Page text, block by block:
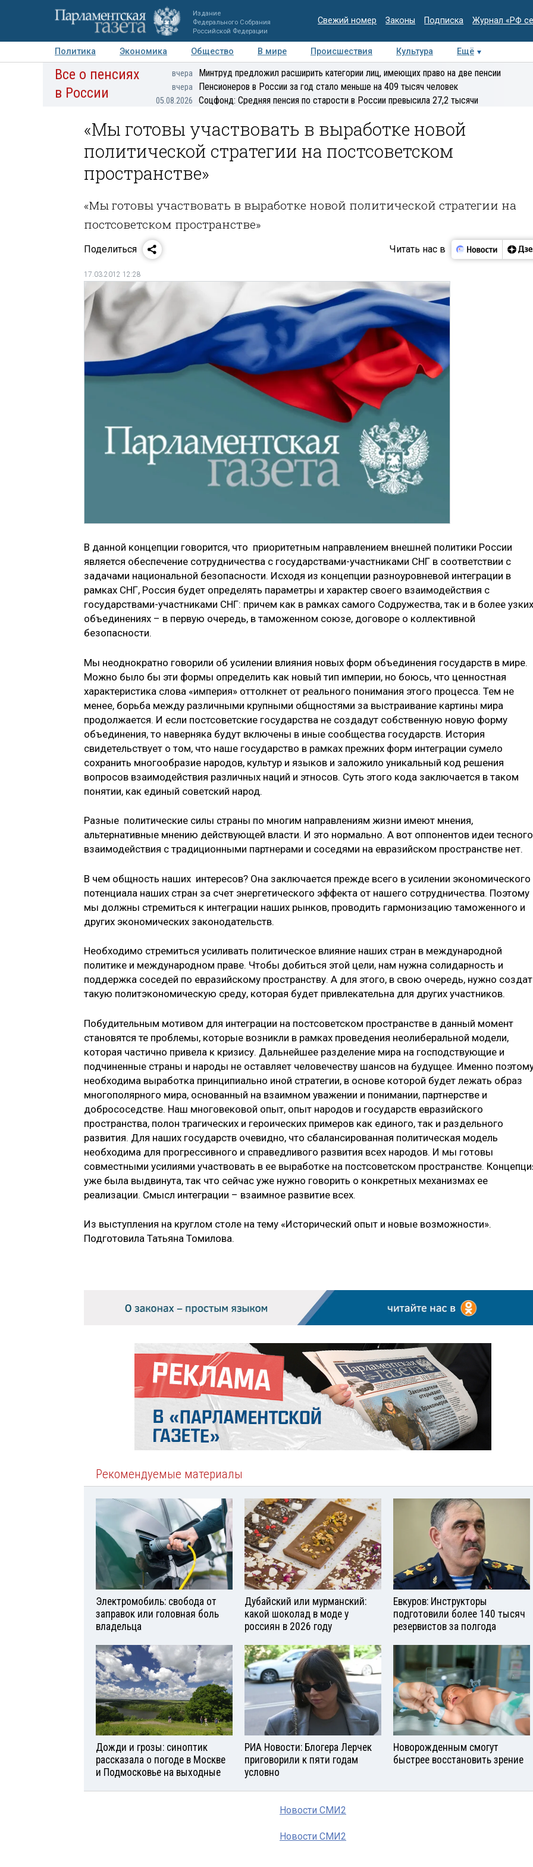
Издание
Федерального Собрания
Российской Федерации
Свежий номер Законы Подписка Журнал «РФ
Политика Экономика Общество В мире Происшествия Культура
Ещё
Авторы Персоны Мнения Регионы Медиацентр Интервью Колумнисты
Все о пенсиях
в России
вчера Минтруд предложил расширить категории лиц, имеющих право на две пенсии
вчера Пенсионеров в России за год стало меньше на 409 тысяч человек
05.08.2026 Соцфонд: Средняя пенсия по старости в России превысила 27,2 тысячи
«Мы готовы участвовать в выработке новой
политической стратегии на постсоветском
пространстве»
«Мы готовы участвовать в выработке новой политической стратегии на
постсоветском пространстве»
Поделиться Читать нас в
17.03.2012 12:28
В данной концепции говорится, что приоритетным направлением внешней политики России
является обеспечение сотрудничества с государствами-участниками СНГ в соответствии с
задачами национальной безопасности. Исходя из концепции разноуровневой интеграции в
рамках СНГ, Россия будет определять параметры и характер своего взаимодействия с
государствами-участниками СНГ: причем как в рамках самого Содружества, так и в более узких
объединениях – в первую очередь, в таможенном союзе, договоре о коллективной
безопасности.
Мы неоднократно говорили об усилении влияния новых форм объединения государств в мире.
Можно было бы эти формы определить как новый тип империи, но боюсь, что ценностная
характеристика слова «империя» оттолкнет от реального понимания этого процесса. Тем не
менее, борьба между различными крупными общностями за выстраивание картины мира
продолжается. И если постсоветские государства не создадут собственную новую форму
объединения, то наверняка будут включены в иные сообщества государств. История
свидетельствует о том, что наше государство в рамках прежних форм интеграции сумело
сохранить многообразие народов, культур и языков и заложило уникальный код решения
вопросов взаимодействия различных наций и этносов. Суть этого кода заключается в таком
понятии, как единый советский народ.
Разные политические силы страны по многим направлениям жизни имеют мнения,
альтернативные мнению действующей власти. И это нормально. А вот оппонентов идеи тесного
взаимодействия с традиционными партнерами и соседями на евразийском пространстве нет.
В чем общность наших интересов? Она заключается прежде всего в усилении экономического
потенциала наших стран за счет энергетического эффекта от нашего сотрудничества. Поэтому
мы должны стремиться к интеграции наших рынков, проводить гармонизацию таможенного и
других экономических законодательств.
Необходимо стремиться усиливать политическое влияние наших стран в международной
политике и международном праве. Чтобы добиться этой цели, нам нужна солидарность и
поддержка соседей по евразийскому пространству. А для этого, в свою очередь, нужно
такую политэкономическую среду, которая будет привлекательна для других участников.
Побудительным мотивом для интеграции на постсоветском пространстве в данный момент
становятся те проблемы, которые возникли в рамках проведения неолиберальной модели,
которая частично привела к кризису. Дальнейшее разделение мира на господствующие и
подчиненные страны и народы не оставляет человечеству шансов на будущее. Именно
необходима выработка принципиально иной стратегии, в основе которой будет лежать образ
многополярного мира, основанный на взаимном уважении и понимании, партнерстве и
добрососедстве. Наш многовековой опыт, опыт народов и государств евразийского
пространства, полон трагических и героических примеров как единого, так и раздельного
развития. Для наших государств очевидно, что сбалансированная политическая модель
необходима для прогрессивного и справедливого развития всех народов. И мы готовы
совместными усилиями участвовать в ее выработке на постсоветском пространстве.
уже была выдвинута, так что сейчас уже нужно говорить о конкретных механизмах ее
реализации. Смысл интеграции – взаимное развитие всех.
Из выступления на круглом столе на тему «Исторический опыт и новые возможности».
Подготовила Татьяна Томилова.
Рекомендуемые материалы
Электромобиль: свобода от
заправок или головная боль
владельца
Дубайский или мурманский:
какой шоколад в моде у
россиян в 2026 году
Евкуров: Инструкторы
подготовили более 140 тысяч
резервистов за полгода
Дожди и грозы: синоптик
рассказала о погоде в Москве
и Подмосковье на выходные
РИА Новости: Блогера Лерчек
приговорили к пяти годам
условно
Новорожденным смогут
быстрее восстановить зрение
Новости СМИ2
Новости СМИ2